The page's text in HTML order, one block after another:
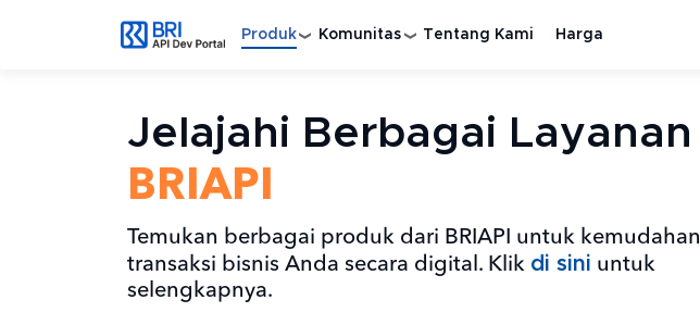
Lompat ke isi utama Produk Komunitas Tentang Kami Harga
Jelajahi Berbagai Layanan
BRIAPI
Temukan berbagai produk dari BRIAPI untuk kemudahan
transaksi bisnis Anda secara digital. Klik di sini untuk
selengkapnya.